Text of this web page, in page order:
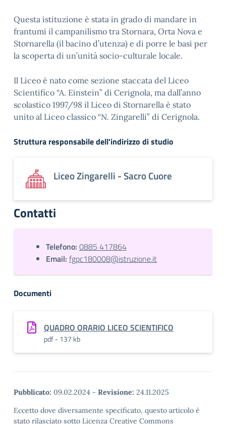
Questa istituzione è stata in grado di mandare in
frantumi il campanilismo tra Stornara, Orta Nova e
Stornarella (il bacino d’utenza) e di porre le basi per
la scoperta di un’unità socio-culturale locale.
Il Liceo è nato come sezione staccata del Liceo
Scientifico “A. Einstein” di Cerignola, ma dall’anno
scolastico 1997/98 il Liceo di Stornarella è stato
unito al Liceo classico “N. Zingarelli” di Cerignola.
Struttura responsabile dell'indirizzo di studio
Liceo Zingarelli - Sacro Cuore
Contatti
Telefono: 0885 417864
Email: fgpc180008@istruzione.it
Documenti
QUADRO ORARIO LICEO SCIENTIFICO
pdf - 137 kb
Pubblicato: 09.02.2024 - Revisione: 24.11.2025
Eccetto dove diversamente specificato, questo articolo è
stato rilasciato sotto Licenza Creative Commons